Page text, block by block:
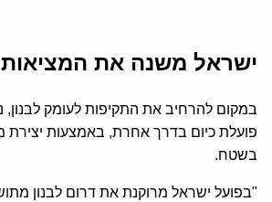
ישראל משנה את המציאות
במקום להרחיב את התקיפות לעומק לבנון,
פועלת כיום בדרך אחרת, באמצעות יצירת
בשטח.
"בפועל ישראל מרוקנת את דרום לבנון